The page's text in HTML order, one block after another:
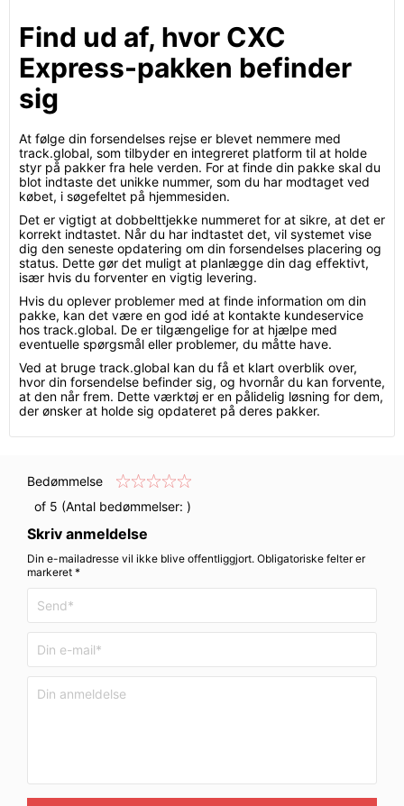
Find ud af, hvor CXC
Express-pakken befinder
sig
At følge din forsendelses rejse er blevet nemmere med
track.global, som tilbyder en integreret platform til at holde
styr på pakker fra hele verden. For at finde din pakke skal du
blot indtaste det unikke nummer, som du har modtaget ved
købet, i søgefeltet på hjemmesiden.
Det er vigtigt at dobbelttjekke nummeret for at sikre, at det er
korrekt indtastet. Når du har indtastet det, vil systemet vise
dig den seneste opdatering om din forsendelses placering og
status. Dette gør det muligt at planlægge din dag effektivt,
især hvis du forventer en vigtig levering.
Hvis du oplever problemer med at finde information om din
pakke, kan det være en god idé at kontakte kundeservice
hos track.global. De er tilgængelige for at hjælpe med
eventuelle spørgsmål eller problemer, du måtte have.
Ved at bruge track.global kan du få et klart overblik over,
hvor din forsendelse befinder sig, og hvornår du kan forvente,
at den når frem. Dette værktøj er en pålidelig løsning for dem,
der ønsker at holde sig opdateret på deres pakker.
Bedømmelse
of 5 (Antal bedømmelser: )
Skriv anmeldelse
Din e-mailadresse vil ikke blive offentliggjort. Obligatoriske felter er
markeret *